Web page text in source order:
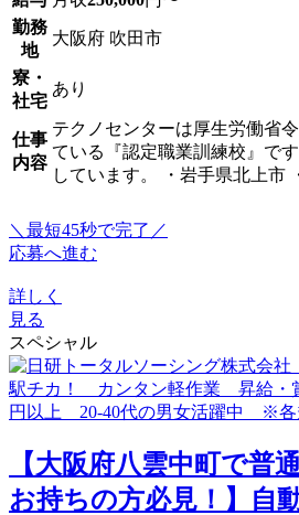
勤務
地
大阪府 吹田市
寮・
社宅
あり
仕事
内容
テクノセンターは厚生労働省
ている『認定職業訓練校』で
しています。 ・岩手県北上市
＼最短45秒で完了／
応募へ進む
詳しく
見る
スペシャル
【大阪府八雲中町で普
お持ちの方必見！】自